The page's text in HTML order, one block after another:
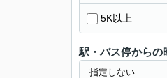
5K以上
駅・バス停からの